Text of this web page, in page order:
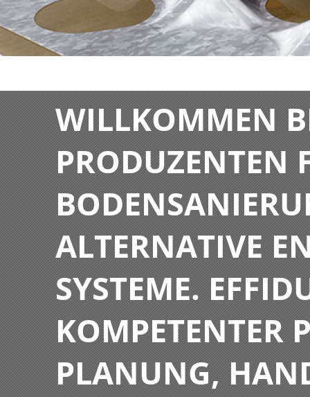
WILLKOMMEN
PRODUZENTEN
ALTERNATIVE
SYSTEME.
KOMPETENTER
PLANUNG,